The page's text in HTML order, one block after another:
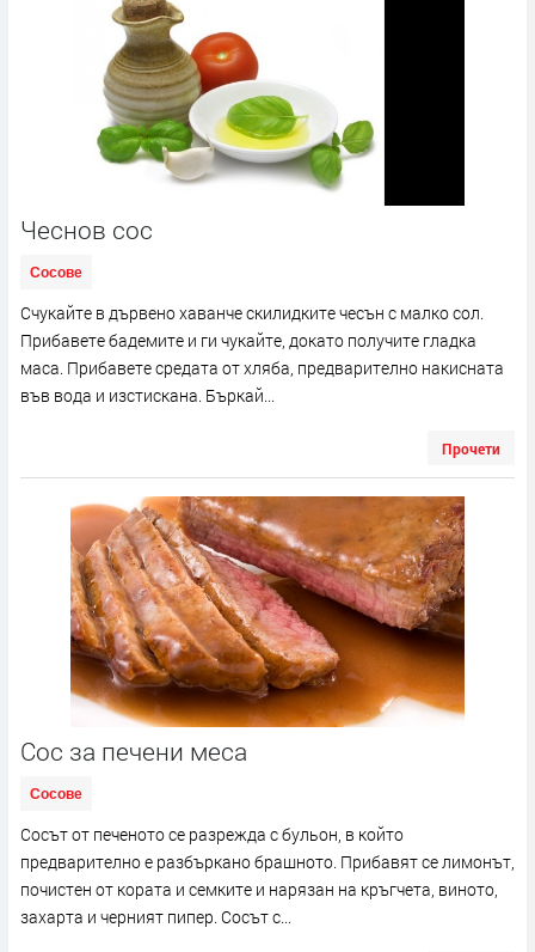
Чеснов сос
Сосове
Счукайте в дървено хаванче скилидките чесън с малко сол.
Прибавете бадемите и ги чукайте, докато получите гладка
маса. Прибавете средата от хляба, предварително накисната
във вода и изстискана. Бъркай...
Прочети
Сос за печени меса
Сосове
Сосът от печеното се разрежда с бульон, в който
предварително е разбъркано брашното. Прибавят се лимонът,
почистен от кората и семките и нарязан на кръгчета, виното,
захарта и черният пипер. Сосът с...